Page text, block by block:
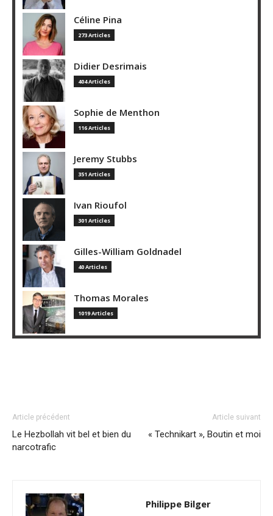
Céline Pina
273 Articles
Didier Desrimais
404 Articles
Sophie de Menthon
116 Articles
Jeremy Stubbs
351 Articles
Ivan Rioufol
301 Articles
Gilles-William Goldnadel
40 Articles
Thomas Morales
1019 Articles
Article précédent
Le Hezbollah vit bel et bien du
narcotrafic
Article suivant
« Technikart », Boutin et moi
Philippe Bilger